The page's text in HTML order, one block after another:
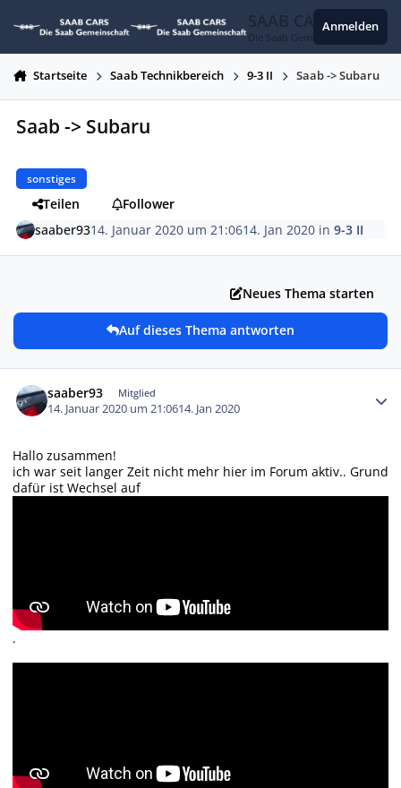
SAAB CARS
Die Saab Gemeinschaft
Anmelden
Startseite Saab Technikbereich 9-3 II Saab -> Subaru
Saab -> Subaru
sonstiges
Teilen
Follower
saaber9314. Januar 2020 um 21:0614. Jan 2020 in9-3 II
Neues Thema starten
Auf dieses Thema antworten
saaber93 Mitglied
14. Januar 2020 um 21:0614. Jan 2020
Hallo zusammen!
ich war seit langer Zeit nicht mehr hier im Forum aktiv.. Grund
dafür ist Wechsel auf
.